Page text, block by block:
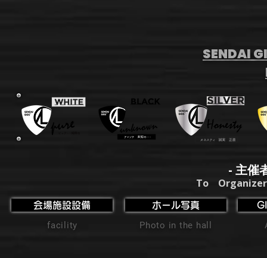
SENDAI
- 主催
To
会場施設設備
facility
ホール写真
Photo in the hall